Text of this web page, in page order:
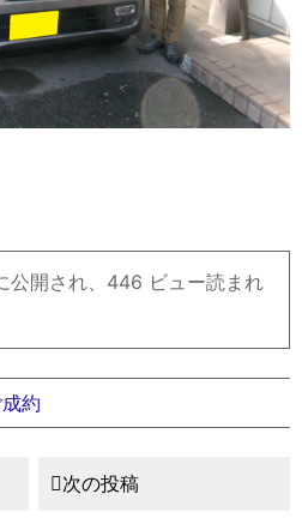
公開され、446 ビュー読まれ
約
次の投稿